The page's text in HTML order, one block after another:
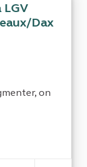
LGV
Dax
on
et
Nouvelle-Aquitaine